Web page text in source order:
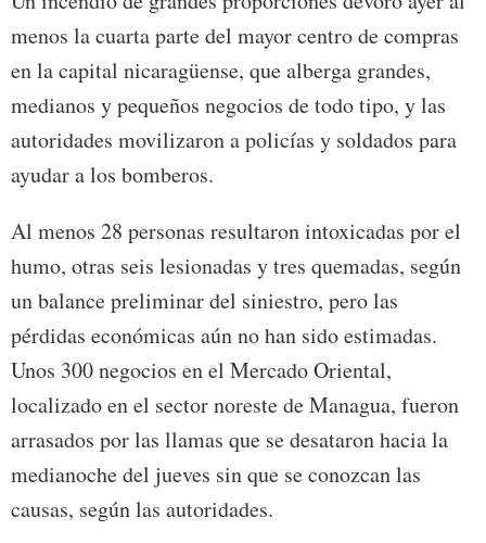
menos la cuarta parte del mayor centro de compras
en la capital nicaragüense, que alberga grandes,
medianos y pequeños negocios de todo tipo, y las
autoridades movilizaron a policías y soldados para
ayudar a los bomberos.
Al menos 28 personas resultaron intoxicadas por el
humo, otras seis lesionadas y tres quemadas, según
un balance preliminar del siniestro, pero las
pérdidas económicas aún no han sido estimadas.
Unos 300 negocios en el Mercado Oriental,
localizado en el sector noreste de Managua, fueron
arrasados por las llamas que se desataron hacia la
medianoche del jueves sin que se conozcan las
causas, según las autoridades.